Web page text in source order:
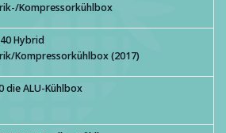
Kompressorkühlbox
Hybrid
Kompressorkühlbox (2017)
die ALU-Kühlbox